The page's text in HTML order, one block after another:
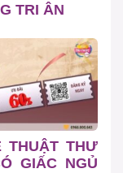
TRI ÂN
THUẬT THƯ
GIẤC NGỦ